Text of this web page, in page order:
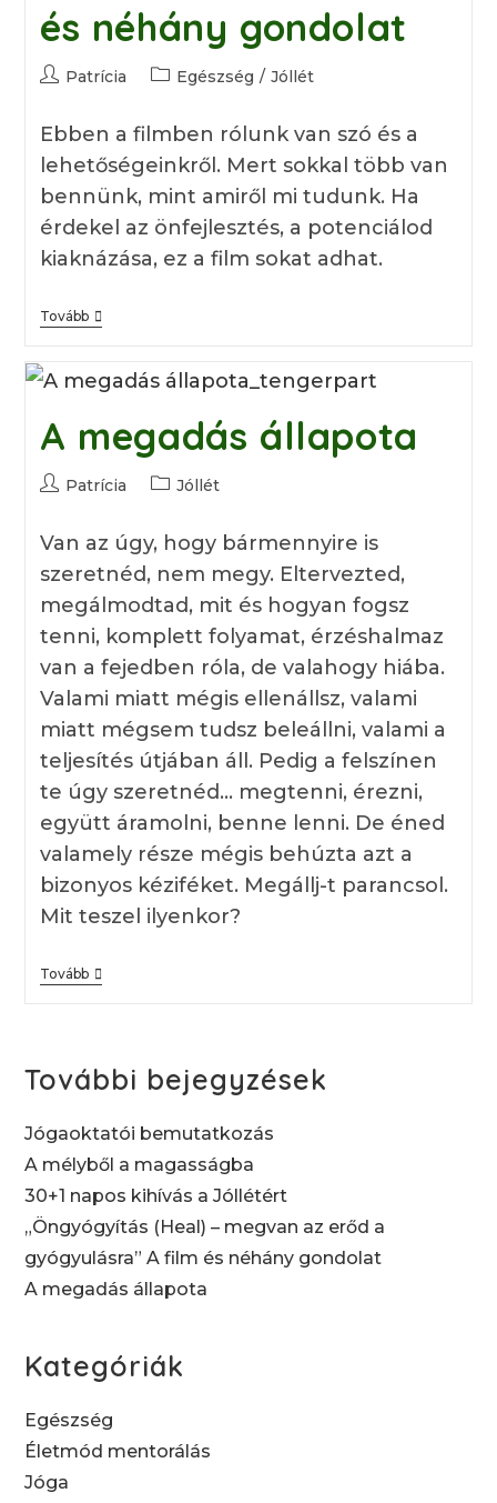
és néhány gondolat
PostPatrícia
PostEgészség / Jóllét
Ebben a filmben rólunk van szó és a
lehetőségeinkről. Mert sokkal több van
bennünk, mint amiről mi tudunk. Ha
érdekel az önfejlesztés, a potenciálod
kiaknázása, ez a film sokat adhat.
Tovább„Öngyógyítás
(Heal)
Megvan
Az
Gyógyulásra”
Film
És
Gondolat
A megadás állapota
PostPatrícia
PostJóllét
Van az úgy, hogy bármennyire is
szeretnéd, nem megy. Eltervezted,
megálmodtad, mit és hogyan fogsz
tenni, komplett folyamat, érzéshalmaz
van a fejedben róla, de valahogy hiába.
Valami miatt mégis ellenállsz, valami
miatt mégsem tudsz beleállni, valami a
teljesítés útjában áll. Pedig a felszínen
te úgy szeretnéd… megtenni, érezni,
együtt áramolni, benne lenni. De éned
valamely része mégis behúzta azt a
bizonyos kéziféket. Megállj-t parancsol.
Mit teszel ilyenkor?
TovábbA
Megadás
További bejegyzések
Jógaoktatói bemutatkozás
A mélyből a magasságba
30+1 napos kihívás a Jóllétért
„Öngyógyítás (Heal) – megvan az erőd a
gyógyulásra” A film és néhány gondolat
A megadás állapota
Kategóriák
Egészség
Életmód mentorálás
Jóga